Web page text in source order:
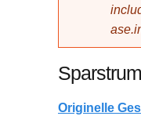
Originelle